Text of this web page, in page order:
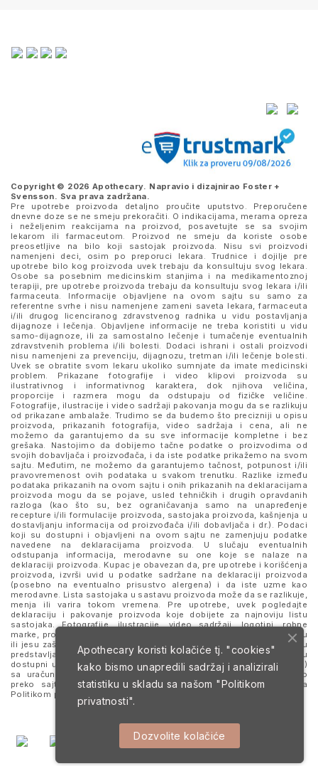
Copyright © 2026 Apothecary. Napravio i dizajnirao Foster +
Svensson. Sva prava zadržana.
Pre upotrebe proizvoda detaljno proučite uputstvo. Preporučene
dnevne doze se ne smeju prekoračiti. O indikacijama, merama opreza
i neželjenim reakcijama na proizvod, posavetujte se sa svojim
lekarom ili farmaceutom. Proizvod ne smeju da koriste osobe
preosetljive na bilo koji sastojak proizvoda. Nisu svi proizvodi
namenjeni deci, osim po preporuci lekara. Trudnice i dojilje pre
upotrebe bilo kog proizvoda uvek trebaju da konsultuju svog lekara.
Osobe sa posebnim medicinskim stanjima i na medikamentoznoj
terapiji, pre upotrebe proizvoda trebaju da konsultuju svog lekara i/ili
farmaceuta. Informacije objavljene na ovom sajtu su samo za
referentne svrhe i nisu namenjene zameni saveta lekara, farmaceuta
i/ili drugog licenciranog zdravstvenog radnika u vidu postavljanja
dijagnoze i lečenja. Objavljene informacije ne treba koristiti u vidu
samo-dijagnoze, ili za samostalno lečenje i tumačenje eventualnih
zdravstvenih problema i/ili bolesti. Dodaci ishrani i ostali proizvodi
nisu namenjeni za prevenciju, dijagnozu, tretman i/ili lečenje bolesti.
Uvek se obratite svom lekaru ukoliko sumnjate da imate medicinski
problem. Prikazane fotografije i video klipovi proizvoda su
ilustrativnog i informativnog karaktera, dok njihova veličina,
proporcije i razmera mogu da odstupaju od fizičke veličine.
Fotografije, ilustracije i video sadržaji pakovanja mogu da se razlikuju
od prikazane ambalaže. Trudimo se da budemo što precizniji u opisu
proizvoda, prikazanih fotografija, video sadržaja i cena, ali ne
možemo da garantujemo da su sve informacije kompletne i bez
grešaka. Nastojimo da dobijemo tačne podatke o proizvodima od
svojih dobavljača i proizvođača, i da iste podatke prikažemo na svom
sajtu. Međutim, ne možemo da garantujemo tačnost, potpunost i/ili
pravovremenost ovih podataka u svakom trenutku. Razlike između
podataka prikazanih na ovom sajtu i onih prikazanih na deklaracijama
proizvoda mogu da se pojave, usled tehničkih i drugih opravdanih
razloga (kao što su, bez ograničavanja samo na unapređenje
recepture i/ili formulacije proizvoda, sastojaka proizvoda, kašnjenja u
dostavljanju informacija od proizvođača i/ili dobavljača i dr.). Podaci
koji su dostupni i objavljeni na ovom sajtu ne zamenjuju podatke
navedene na deklaracijama proizvoda. U slučaju eventualnih
odstupanja informacija, merodavne su one koje se nalaze na
deklaraciji proizvoda. Kupac je obavezan da, pre upotrebe i korišćenja
proizvoda, izvrši uvid u podatke sadržane na deklaraciji proizvoda
(posebno na eventualno prisustvo alergena) i da iste uzme kao
merodavne. Lista sastojaka u sastavu proizvoda može da se razlikuje,
menja ili varira tokom vremena. Pre upotrebe, uvek pogledajte
deklaraciju i pakovanje proizvoda koje dobijete za najnoviju listu
sastojaka. Fotografije, ilustracije, video sadržaji, logotipi, robne
marke, proizvodi i nazivi prikazani i pomenuti na sajtu mogu da budu
ili jesu zaštitni znaci njihovih kompanija. Proizvodi prikazani na sajtu
predstavljaju deo ponude za poručivanje i ne podrazumeva se da su
dostupni u svakom trenutku. Sve cene su izražene u dinarima (RSD)
sa uračunatim PDV-om, dok je poručivanje omogućeno isključivo
preko sajta. Nastavkom i upotrebom ovog sajta slažete se sa
Politikom privatnosti
Apothecary koristi kolačiće tj. "cookies"
kako bismo unapredili sadržaj i analizirali
statistiku u skladu sa našom "Politikom
privatnosti".
Dozvolite kolačiće